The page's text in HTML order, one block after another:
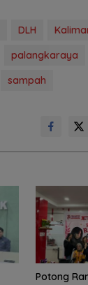
DLH
palangkaraya
sampah
Potong